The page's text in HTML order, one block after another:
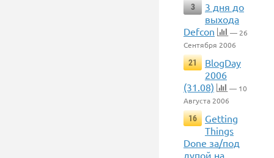
3
3 дня до
выхода
Defcon
— 26
Сентября 2006
21
BlogDay
2006
(31.08)
— 10
Августа 2006
16
Getting
Things
Done за/под
лупой на